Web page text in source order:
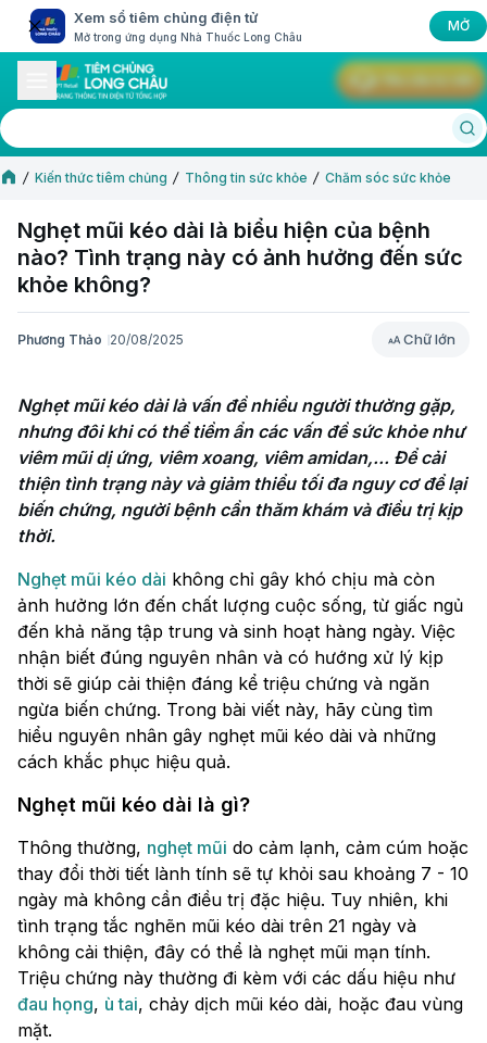
Xem sổ tiêm chủng điện tử
Mở trong ứng dụng Nhà Thuốc Long Châu
MỞ
Kiến thức tiêm chủng Thông tin sức khỏe Chăm sóc sức khỏe
Nghẹt mũi kéo dài là biểu hiện của bệnh
nào? Tình trạng này có ảnh hưởng đến sức
khỏe không?
Phương Thảo 20/08/2025 Chữ lớn
Chữ lớn
Nghẹt mũi kéo dài là vấn đề nhiều người thường gặp,
nhưng đôi khi có thể tiềm ẩn các vấn đề sức khỏe như
viêm mũi dị ứng, viêm xoang, viêm amidan,... Để cải
thiện tình trạng này và giảm thiểu tối đa nguy cơ để lại
biến chứng, người bệnh cần thăm khám và điều trị kịp
thời.
Nghẹt mũi kéo dài không chỉ gây khó chịu mà còn
ảnh hưởng lớn đến chất lượng cuộc sống, từ giấc ngủ
đến khả năng tập trung và sinh hoạt hàng ngày. Việc
nhận biết đúng nguyên nhân và có hướng xử lý kịp
thời sẽ giúp cải thiện đáng kể triệu chứng và ngăn
ngừa biến chứng. Trong bài viết này, hãy cùng tìm
hiểu nguyên nhân gây nghẹt mũi kéo dài và những
cách khắc phục hiệu quả.
Nghẹt mũi kéo dài là gì?
Thông thường, nghẹt mũi do cảm lạnh, cảm cúm hoặc
thay đổi thời tiết lành tính sẽ tự khỏi sau khoảng 7 - 10
ngày mà không cần điều trị đặc hiệu. Tuy nhiên, khi
tình trạng tắc nghẽn mũi kéo dài trên 21 ngày và
không cải thiện, đây có thể là nghẹt mũi mạn tính.
Triệu chứng này thường đi kèm với các dấu hiệu như
đau họng, ù tai, chảy dịch mũi kéo dài, hoặc đau vùng
mặt.